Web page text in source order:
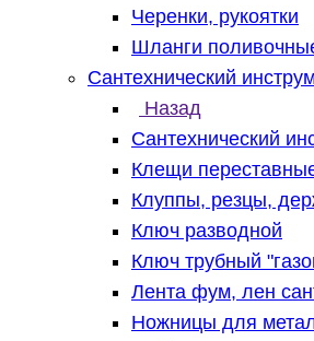
Черенки, рукоятки
Шланги
Сантехнический
Назад
Сантехнический
Клещи
Клуппы, резцы,
Ключ разводной
Ключ трубный
Лента фум, лен
Ножницы для